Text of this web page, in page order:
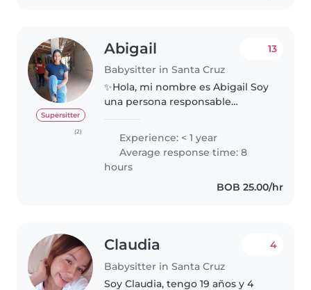
Supersitter
(2)
Abigail
Babysitter in Santa Cruz
13
✨Hola, mi nombre es Abigail Soy
una persona responsable
muchas ganas de trabajar me
gusta cuidar niños porque
disfruto compartir tiempo con
Experience: < 1 year
Average response time: 8
hours
BOB 25.00/hr
Claudia
Babysitter in Santa Cruz
4
Soy Claudia, tengo 19 años y 4